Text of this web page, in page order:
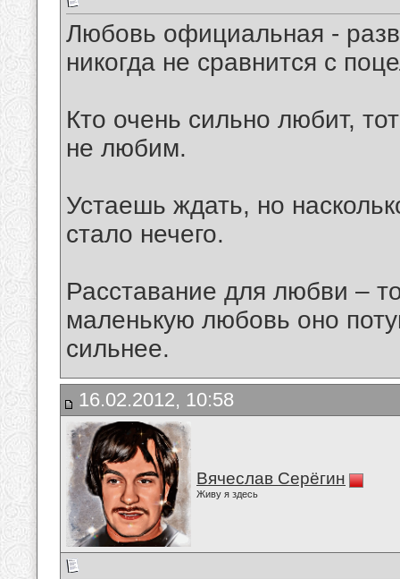
Любовь официальная -
никогда не сравнится с
Кто очень сильно любит,
не любим.
Устаешь ждать, но
стало нечего.
Расставание для любви –
маленькую любовь оно
сильнее.
16.02.2012, 10:58
Вячеслав Серёгин
Живу я здесь